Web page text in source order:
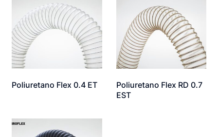
Poliuretano Flex 0.4 ET
Poliuretano Flex RD 0.7
EST